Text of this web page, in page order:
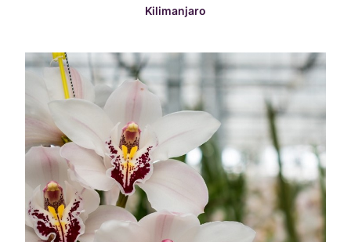
READ MORE
Kilimanjaro